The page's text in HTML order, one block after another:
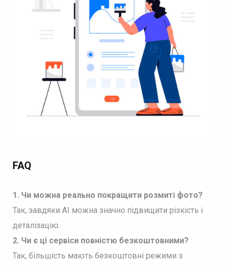
FAQ
1. Чи можна реально покращити розмиті фото?
Так, завдяки AI можна значно підвищити різкість і
деталізацію.
2. Чи є ці сервіси повністю безкоштовними?
Так, більшість мають безкоштовні режими з